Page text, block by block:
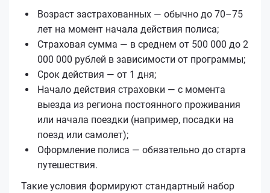
Возраст застрахованных — обычно до 70–75
лет на момент начала действия полиса;
Страховая сумма — в среднем от 500 000 до 2
000 000 рублей в зависимости от программы;
Срок действия — от 1 дня;
Начало действия страховки — с момента
выезда из региона постоянного проживания
или начала поездки (например, посадки на
поезд или самолет);
Оформление полиса — обязательно до старта
путешествия.
Такие условия формируют стандартный набор